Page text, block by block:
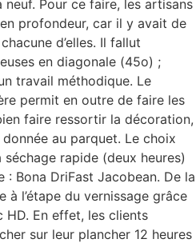
Pour ce faire, les artisans
profondeur, car il y avait de
d’elles. Il fallut
en diagonale (45o) ;
travail méthodique. Le
permit en outre de faire les
faire ressortir la décoration,
au parquet. Le choix
rapide (deux heures)
Bona DriFast Jacobean. De la
à l’étape du vernissage grâce
En effet, les clients
sur leur plancher 12 heures